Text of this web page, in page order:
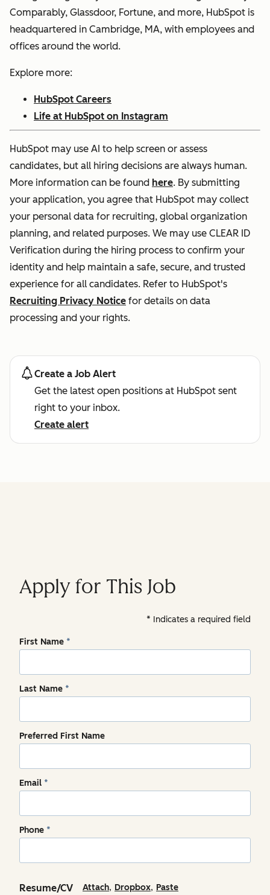
Comparably, Glassdoor, Fortune, and more, HubSpot is
headquartered in Cambridge, MA, with employees and
offices around the world.
Explore more:
HubSpot Careers
Life at HubSpot on Instagram
HubSpot may use AI to help screen or assess
candidates, but all hiring decisions are always human.
More information can be found here. By submitting
your application, you agree that HubSpot may collect
your personal data for recruiting, global organization
planning, and related purposes. We may use CLEAR ID
Verification during the hiring process to confirm your
identity and help maintain a safe, secure, and trusted
experience for all candidates. Refer to HubSpot's
Recruiting Privacy Notice for details on data
processing and your rights.
Create a Job Alert
Get the latest open positions at HubSpot sent
right to your inbox.
Create alert
Apply for This Job
Indicates a required field
First Name *
Last Name *
Preferred First Name
Email *
Phone *
Resume/CV Attach, Dropbox, Paste